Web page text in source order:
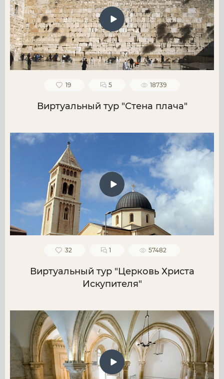
19 5 18739
Виртуальный тур "Стена плача"
32 1 57482
Виртуальный тур "Церковь Христа
Искупителя"